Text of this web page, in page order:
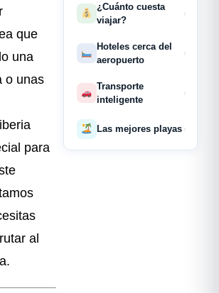
que
una
o unas
para
al
¿Cuánto cuesta
viajar?
›
Hoteles cerca del
aeropuerto
›
Transporte
inteligente
›
Las mejores playas ›